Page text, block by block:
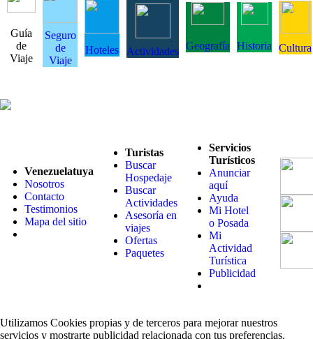
Guía
de
Viaje
Seguro
de
Viaje
Hoteles Actividades Geografía Historia Cultura
Venezuelatuya
Nosotros
Contacto
Testimonios
Mapa del sitio
Turistas
Buscar
Hospedaje
Buscar
Actividades
Asesoría en
viajes
Ofertas
Paquetes
Servicios
Turísticos
Anunciar
aquí
Ayuda
Mi Hotel
o Posada
Mi
Actividad
Turística
Publicidad
Utilizamos Cookies propias y de terceros para mejorar nuestros
servicios y mostrarte publicidad relacionada con tus preferencias.